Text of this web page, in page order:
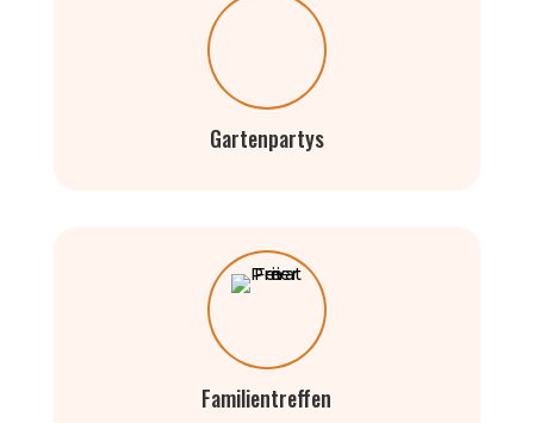
Gartenpartys
Familientreffen